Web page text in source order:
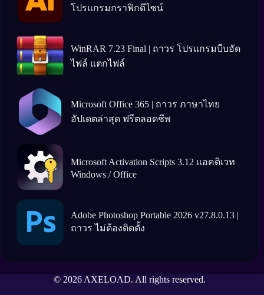
โปรแกรมกราฟิกดีไซน์
WinRAR 7.23 Final | ถาวร โปรแกรมบีบอัด
ไฟล์ แตกไฟล์
Microsoft Office 365 | ถาวร ภาษาไทย
อัปเดตล่าสุด ฟรีตลอดชีพ
Microsoft Activation Scripts 3.12 แอคติเวท
Windows / Office
Adobe Photoshop Portable 2026 v27.8.0.13 |
ถาวร ไม่ต้องติดตั้ง
© 2026 AXELOAD. All rights reserved.